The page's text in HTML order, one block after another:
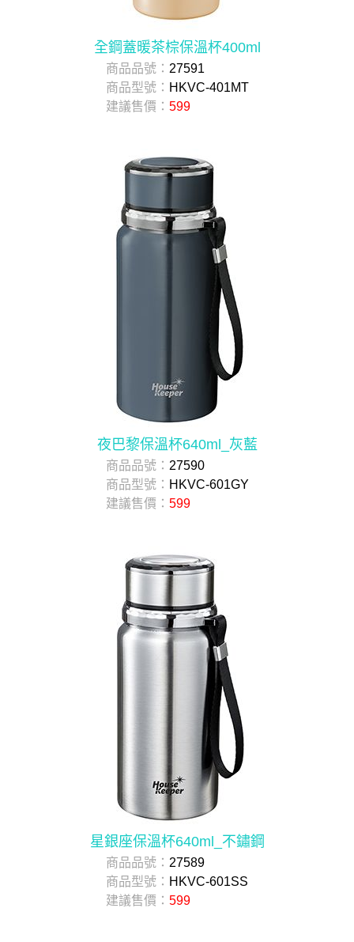
全鋼蓋暖茶棕保溫杯400ml
商品品號： 27591
商品型號： HKVC-401MT
建議售價： 599
夜巴黎保溫杯640ml_灰藍
商品品號： 27590
商品型號： HKVC-601GY
建議售價： 599
星銀座保溫杯640ml_不鏽鋼
商品品號： 27589
商品型號： HKVC-601SS
建議售價： 599